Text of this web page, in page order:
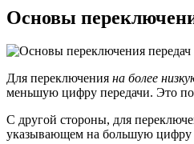
Основы
Для переключения на более
меньшую цифру передачи. Это
С другой стороны, для
указывающем на большую цифру